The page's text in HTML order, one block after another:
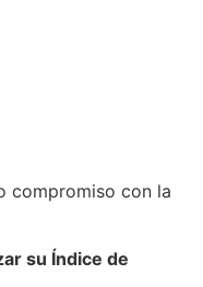
compromiso con la
su Índice de